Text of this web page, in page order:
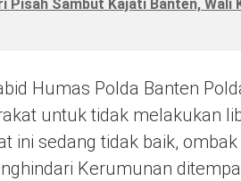
Pisah Sambut Kajati Banten,
Humas Polda Banten
untuk tidak melakukan
ini sedang tidak baik,
Kerumunan